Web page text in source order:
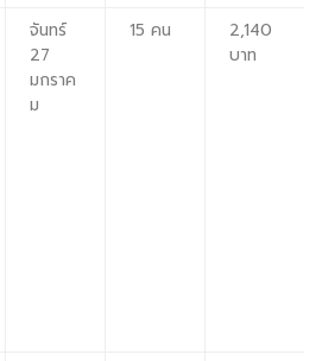
จันทร์
27
มกราค
ม
15 คน
2,140
บาท